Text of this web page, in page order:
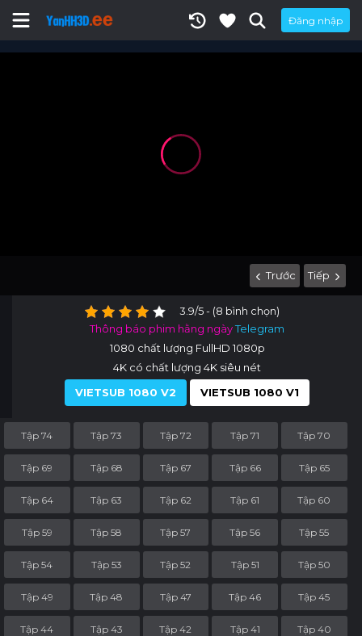
Đăng nhập
Trước Tiếp
3.9/5 - (8 bình chọn)
Thông báo phim hằng ngàyTelegram
1080 chất lượng FullHD 1080p
4K có chất lượng 4K siêu nét
VIETSUB 1080 V2
VIETSUB 1080 V1
Tập 74 Tập 73 Tập 72 Tập 71 Tập 70
Tập 69 Tập 68 Tập 67 Tập 66 Tập 65
Tập 64 Tập 63 Tập 62 Tập 61 Tập 60
Tập 59 Tập 58 Tập 57 Tập 56 Tập 55
Tập 54 Tập 53 Tập 52 Tập 51 Tập 50
Tập 49 Tập 48 Tập 47 Tập 46 Tập 45
Tập 44 Tập 43 Tập 42 Tập 41 Tập 40